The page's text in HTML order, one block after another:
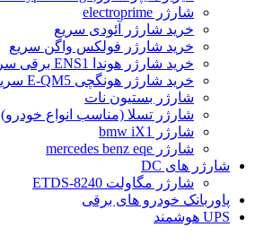
شارژر electroprime
خرید شارژر آئودی سریع
خرید شارژر فولکس واگن سریع
خرید شارژر هوندا ENS1 برقی سریع
خرید شارژر هونگچی E-QM5 سریع
شارژر بستیون نات
شارژر تسلا (مناسب انواع خودرو)
شارژر bmw iX1
شارژر mercedes benz eqe
شارژر های DC
شارژر مگاولت ETDS-8240
پاوربانک خودرو های برقی
UPS هوشمند